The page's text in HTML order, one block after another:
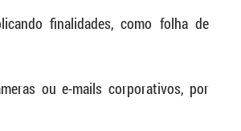
finalidades, como folha de
ou e-mails corporativos, por